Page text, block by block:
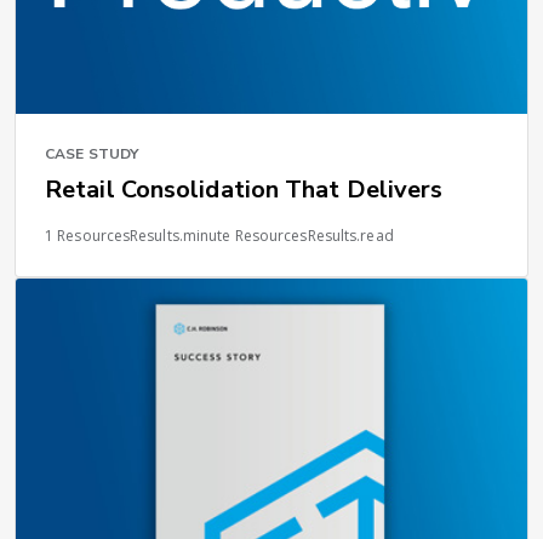
CASE STUDY
Retail Consolidation That Delivers
1 ResourcesResults.minute ResourcesResults.read